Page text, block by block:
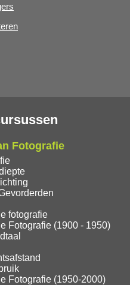
Fotografie
fotografie
Fotografie (1900 - 1950)
Fotografie (1950-2000)